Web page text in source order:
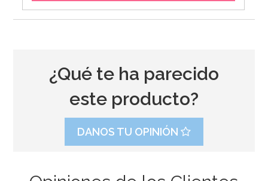
¿Qué te ha parecido
este producto?
DANOS TU OPINIÓN